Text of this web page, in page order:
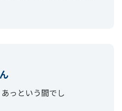
っという間でし